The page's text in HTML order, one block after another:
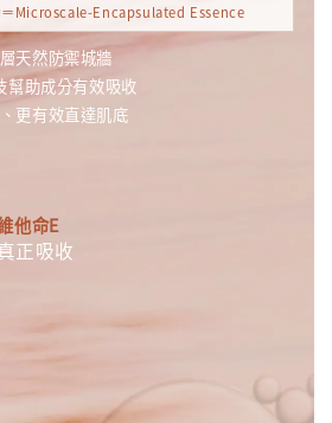
＝Microscale-Encapsulated Essence
天然防禦城牆
幫助成分有效吸收
更有效直達肌底
他命E
正吸收